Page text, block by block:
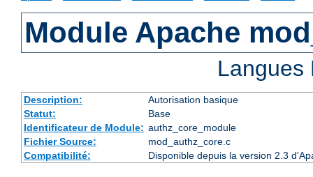
Module Apache
Description:
Autorisation basique
Statut:
Base
Identificateur de Module: authz_core_module
Fichier Source:
mod_authz_core.c
Compatibilité:
Disponible depuis la version 2.3